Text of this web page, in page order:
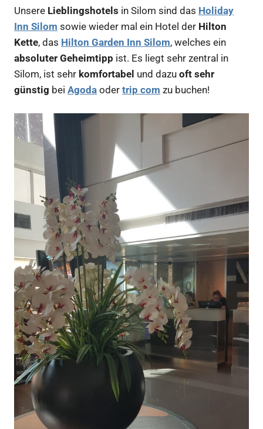
Unsere Lieblingshotels in Silom sind das Holiday
Inn Silom sowie wieder mal ein Hotel der Hilton
Kette, das Hilton Garden Inn Silom, welches ein
absoluter Geheimtipp ist. Es liegt sehr zentral in
Silom, ist sehr komfortabel und dazu oft sehr
günstig bei Agoda oder trip com zu buchen!